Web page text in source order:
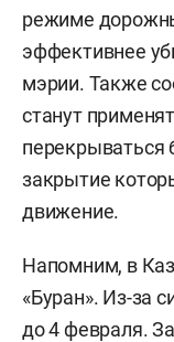
режиме
эффективнее
мэрии. Также
станут
перекрываться
закрытие
движение.
Напомним, в
«Буран». Из-за
до 4 февраля.